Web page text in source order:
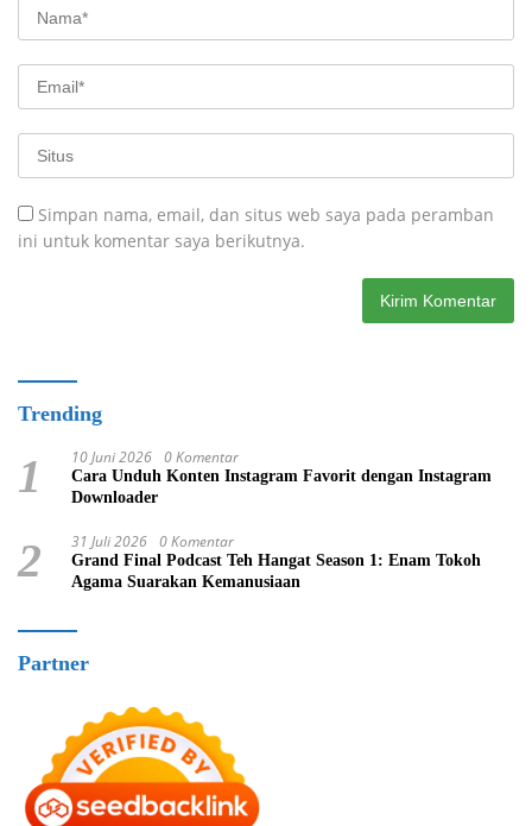
Simpan nama, email, dan situs web saya pada peramban
ini untuk komentar saya berikutnya.
Trending
1 10 Juni 2026 0 Komentar
Cara Unduh Konten Instagram Favorit dengan Instagram
Downloader
2 31 Juli 2026 0 Komentar
Grand Final Podcast Teh Hangat Season 1: Enam Tokoh
Agama Suarakan Kemanusiaan
Partner